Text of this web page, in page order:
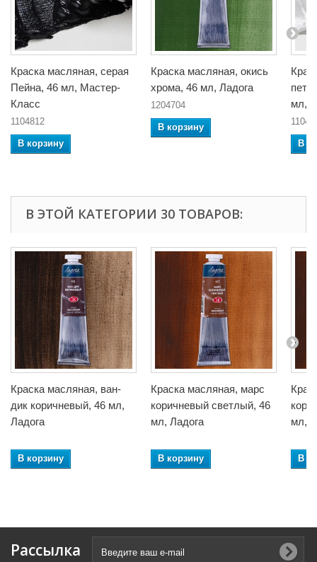
Краска масляная, серая
Пейна, 46 мл, Мастер-
Класс
1104812
В корзину
Краска масляная, окись
хрома, 46 мл, Ладога
1204704
В корзину
мл,
В
В ЭТОЙ КАТЕГОРИИ 30 ТОВАРОВ:
Краска масляная, ван-
дик коричневый, 46 мл,
Ладога
В корзину
Краска масляная, марс
коричневый светлый, 46
мл, Ладога
В корзину
мл,
В
Рассылка